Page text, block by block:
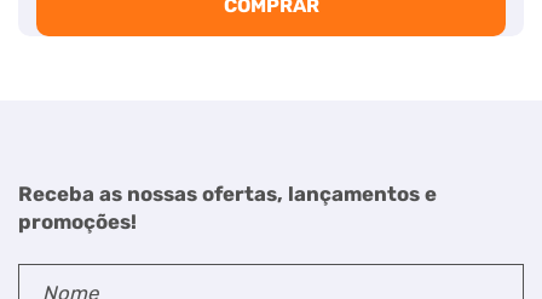
COMPRAR
Receba as nossas ofertas, lançamentos e
promoções!